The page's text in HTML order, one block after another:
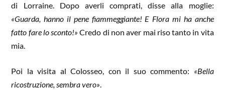
di Lorraine. Dopo averli comprati, disse alla moglie:
«Guarda, hanno il pene fiammeggiante! E Flora mi ha anche
fatto fare lo sconto!» Credo di non aver mai riso tanto in vita
mia.
Poi la visita al Colosseo, con il suo commento: «Bella
ricostruzione, sembra vero».